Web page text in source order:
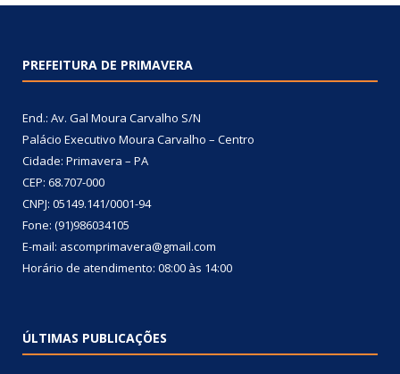
PREFEITURA DE PRIMAVERA
End.: Av. Gal Moura Carvalho S/N
Palácio Executivo Moura Carvalho – Centro
Cidade: Primavera – PA
CEP: 68.707-000
CNPJ: 05149.141/0001-94
Fone: (91)986034105
E-mail: ascomprimavera@gmail.com
Horário de atendimento: 08:00 às 14:00
ÚLTIMAS PUBLICAÇÕES